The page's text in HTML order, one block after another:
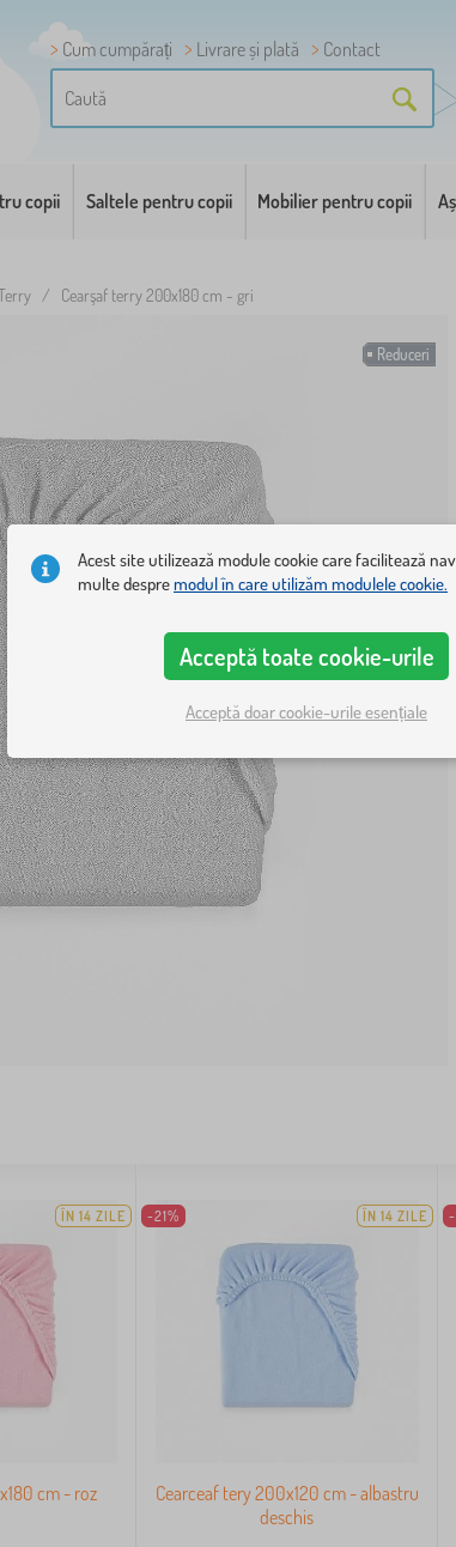
Cum cumpărați Livrare și plată
Contact
copii Saltele pentru copii Mobilier pentru copii
/ Cearşaf terry 200x180 cm - gri
Reduceri
ÎN 14 ZILE
cm - roz
-21% ÎN 14 ZILE
Cearceaf tery 200x120 cm - albastru
deschis
-
Acest site utilizează module cookie care facilitează
multe despremodul în care utilizăm modulele cookie.
Acceptă toate cookie-urile
Acceptă doar cookie-urile esențiale